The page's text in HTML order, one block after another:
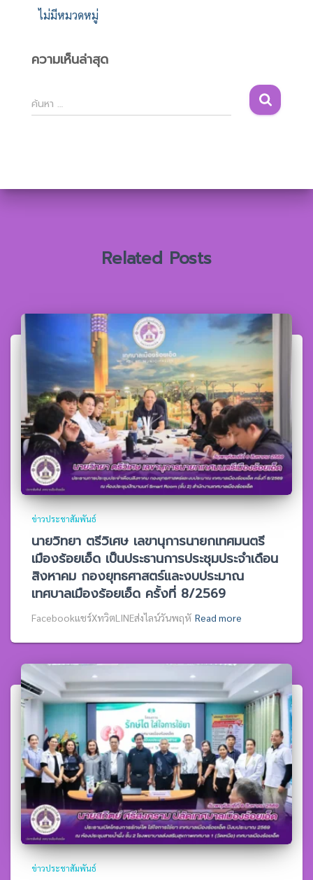
ไม่มีหมวดหมู่
ความเห็นล่าสุด
ค้
น
ห
ค้นหา …
Related Posts
ข่าวประชาสัมพันธ์
นายวิทยา ตรีวิเศษ เลขานุการนายกเทศมนตรี
เมืองร้อยเอ็ด เป็นประธานการประชุมประจำเดือน
สิงหาคม กองยุทธศาสตร์และงบประมาณ
เทศบาลเมืองร้อยเอ็ด ครั้งที่ 8/2569
Facebookแชร์XทวิตLINEส่งไลน์วันพฤหั Read more
ข่าวประชาสัมพันธ์